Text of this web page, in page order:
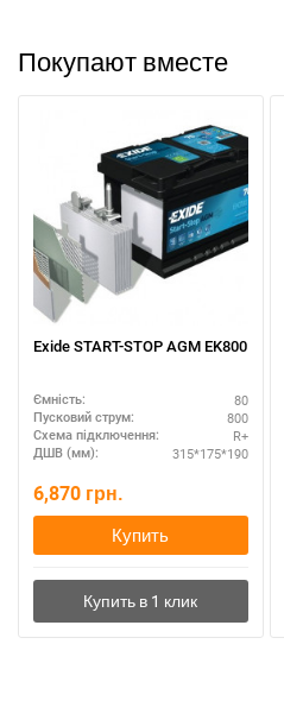
Покупают вместе
Exide START-STOP AGM EK800
Ємність: 80
Пусковий струм: 800
Схема підключення: R+
ДШВ (мм): 315*175*190
6,870 грн.
Купить